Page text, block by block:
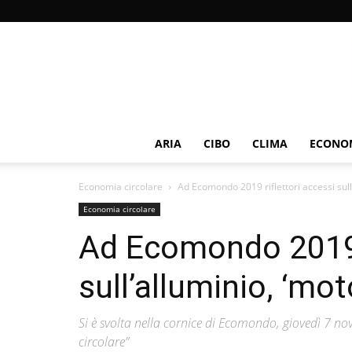
ARIA CIBO CLIMA
Economia circolare Ad Ecomondo 2019 riflettori accessi
Economia circolare
Ad Ecomondo
sull’alluminio,
Si è svolta nella cornice di Ecomondo, giovedì 7
circolare”